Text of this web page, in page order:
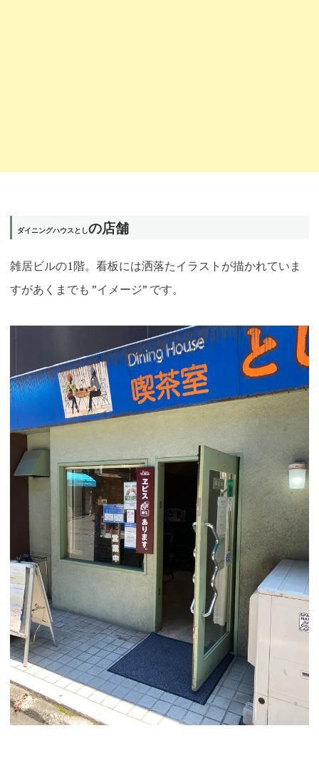
ダイニングハウスとしの店舗
雑居ビルの1階。看板には洒落たイラストが描かれていま
すがあくまでも ”イメージ” です。